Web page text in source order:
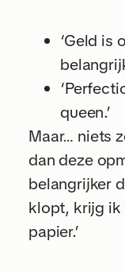
‘Geld is
queen.’
Maar… niets
dan deze
belangrijker
klopt, krijg ik
papier.’